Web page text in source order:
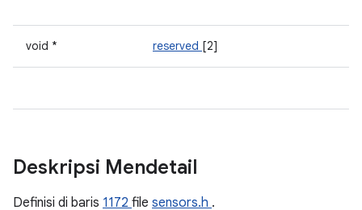
void * reserved [2]
Deskripsi Mendetail
Definisi di baris 1172 file sensors.h .